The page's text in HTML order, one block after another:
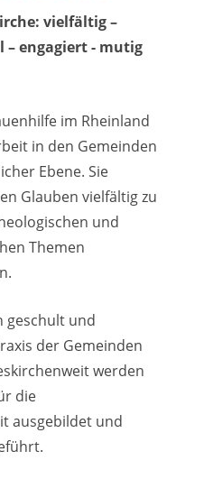
vielfältig –
engagiert - mutig
im Rheinland
in den Gemeinden
Ebene. Sie
Glauben vielfältig zu
und
Themen
geschult und
der Gemeinden
werden
die
ausgebildet und